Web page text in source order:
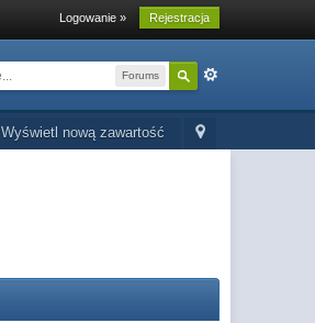
Logowanie » Rejestracja
Forums
Wyświetl nową zawartość